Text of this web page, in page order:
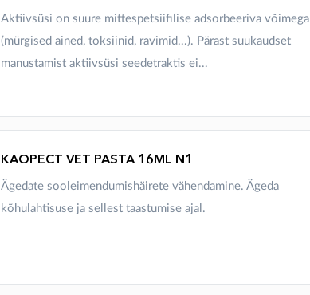
Aktiivsüsi on suure mittespetsiifilise adsorbeeriva võimega
(mürgised ained, toksiinid, ravimid...). Pärast suukaudset
manustamist aktiivsüsi seedetraktis ei...
KAOPECT VET PASTA 16ML N1
Ägedate sooleimendumishäirete vähendamine. Ägeda
kõhulahtisuse ja sellest taastumise ajal.